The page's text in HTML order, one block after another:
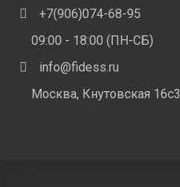
+7(906)074-68-95
09:00 - 18:00 (ПН-СБ)
info@fidess.ru
Москва, Кнутовская 16с3